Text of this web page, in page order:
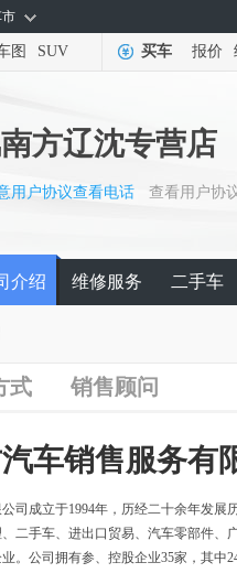
图 SUV 买车 报价
方辽沈专营店
用户协议查看电话 查看用户协
介绍 维修服务 二手车
式 销售顾问
车销售服务有
司成立于1994年，历经二十余年发展
二手车、进出口贸易、汽车零部件、
。公司拥有参、控股企业35家，其中